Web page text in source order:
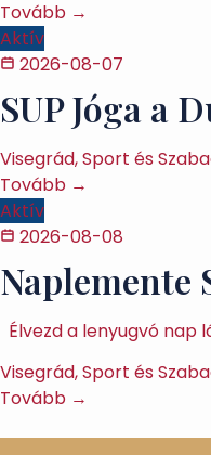
Tovább →
Aktív
2026-08-07
SUP Jóga a
Visegrád, Sport és
Tovább →
Aktív
2026-08-08
Naplemente
Élvezd a lenyugvó nap
Visegrád, Sport és
Tovább →